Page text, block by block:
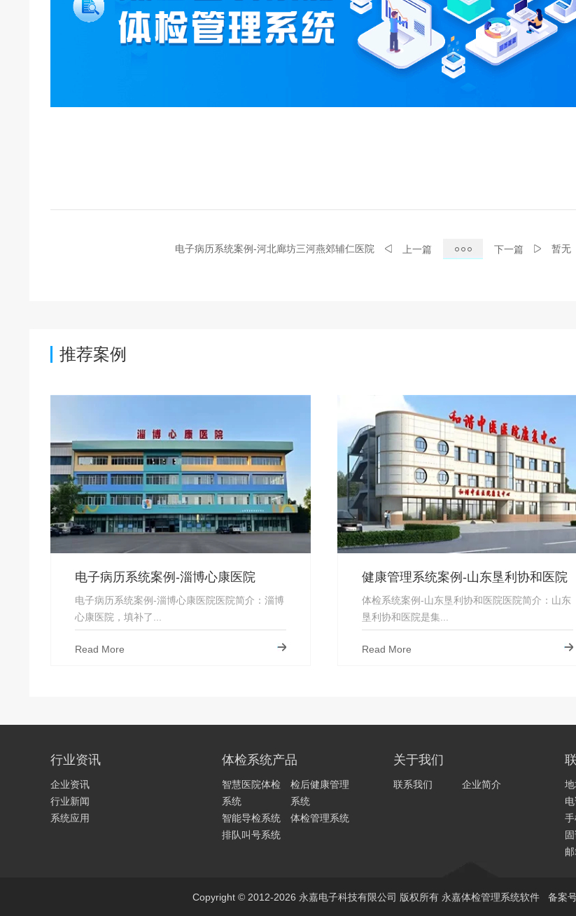
电子病历系统案例-河北廊坊三河燕郊辅仁医院 上一篇 下一篇 暂无
推荐案例
电子病历系统案例-淄博心康医院
电子病历系统案例-淄博心康医院医院简介：淄博
心康医院，填补了...
Read More
健康管理系统案例-山东垦利协和医院
体检系统案例-山东垦利协和医院医院简介：山东
垦利协和医院是集...
Read More
行业资讯
企业资讯
行业新闻
系统应用
体检系统产品
智慧医院体检
系统
检后健康管理
系统
智能导检系统
体检管理系统
排队叫号系统
关于我们
联系我们 企业简介
Copyright © 2012-2026 永嘉电子科技有限公司 版权所有 永嘉体检管理系统软件 备案号